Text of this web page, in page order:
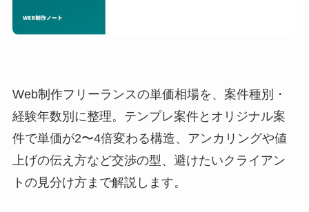
Web制作フリーランスの単価相場を、案件種別・
経験年数別に整理。テンプレ案件とオリジナル案
件で単価が2〜4倍変わる構造、アンカリングや値
上げの伝え方など交渉の型、避けたいクライアン
トの見分け方まで解説します。